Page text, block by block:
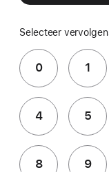
Selecteer
0 1
4 5
8 9